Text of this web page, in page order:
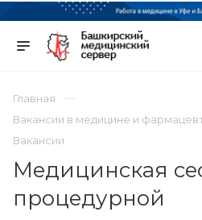
Главная
Вакансии в медицине и
Вакансии
Медицинская
процедурной